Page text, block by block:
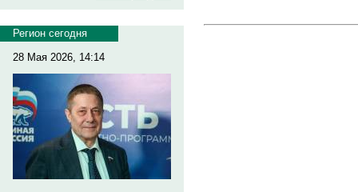
Регион сегодня
28 Мая 2026, 14:14